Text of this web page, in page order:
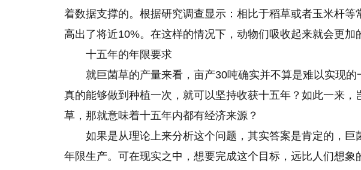
着数据支撑的。根据研究调查显示：相比于稻草或者玉米杆
高出了将近10%。在这样的情况下，动物们吸收起来就会更加
十五年的年限要求
就巨菌草的产量来看，亩产30吨确实并不算是难以实现
真的能够做到种植一次，就可以坚持收获十五年？如此一来
草，那就意味着十五年内都有经济来源？
如果是从理论上来分析这个问题，其实答案是肯定的，
年限生产。可在现实之中，想要完成这个目标，远比人们想象